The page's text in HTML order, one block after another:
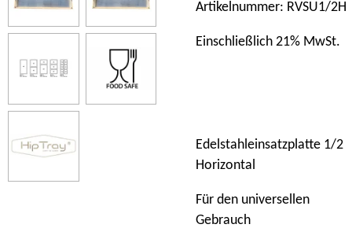
Artikelnummer: RVSU1/2H
Einschließlich 21% MwSt.
Edelstahleinsatzplatte 1/2
Horizontal
Für den universellen
Gebrauch